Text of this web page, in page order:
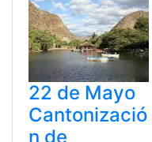
22 de Mayo
Cantonizació
n de